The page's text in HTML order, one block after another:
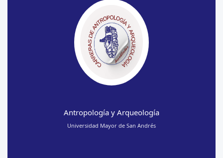
Antropología y Arqueología
Universidad Mayor de San Andrés